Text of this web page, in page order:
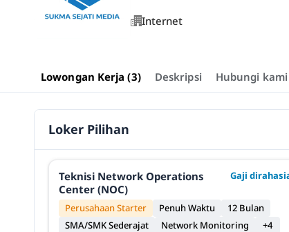
Internet
Lowongan Kerja (3) Deskripsi Hubungi kami
Loker Pilihan
Teknisi Network Operations
Center (NOC)
Gaji
Perusahaan Starter Penuh Waktu
12 Bulan
SMA/SMK Sederajat
Network Monitoring +4